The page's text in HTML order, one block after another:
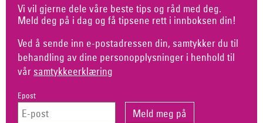
Vi vil gjerne dele våre beste tips og råd med deg.
Meld deg på i dag og få tipsene rett i innboksen din!
Ved å sende inn e-postadressen din, samtykker du til
behandling av dine personopplysninger i henhold til
vår samtykkeerklæring
Epost